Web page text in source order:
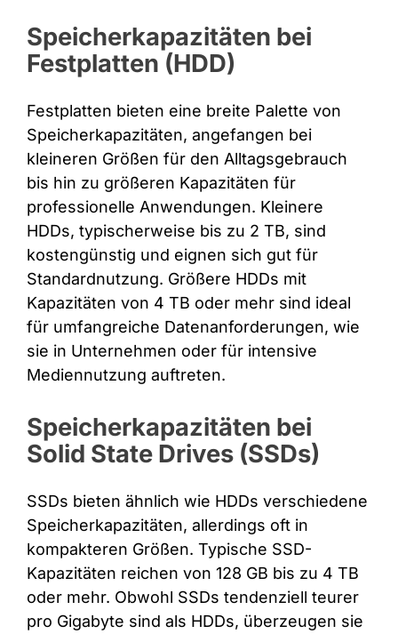
Speicherkapazitäten bei
Festplatten (HDD)
Festplatten bieten eine breite Palette von
Speicherkapazitäten, angefangen bei
kleineren Größen für den Alltagsgebrauch
bis hin zu größeren Kapazitäten für
professionelle Anwendungen. Kleinere
HDDs, typischerweise bis zu 2 TB, sind
kostengünstig und eignen sich gut für
Standardnutzung. Größere HDDs mit
Kapazitäten von 4 TB oder mehr sind ideal
für umfangreiche Datenanforderungen, wie
sie in Unternehmen oder für intensive
Mediennutzung auftreten.
Speicherkapazitäten bei
Solid State Drives (SSDs)
SSDs bieten ähnlich wie HDDs verschiedene
Speicherkapazitäten, allerdings oft in
kompakteren Größen. Typische SSD-
Kapazitäten reichen von 128 GB bis zu 4 TB
oder mehr. Obwohl SSDs tendenziell teurer
pro Gigabyte sind als HDDs, überzeugen sie